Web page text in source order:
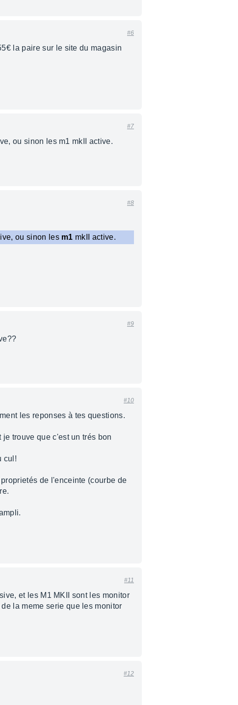
#6
la paire sur le site du magasin
#7
ou sinon les m1 mkII active.
#8
ou sinon les m1 mkII active.
#9
#10
les reponses à tes questions.
trouve que c'est un trés bon
cul!
de l'enceinte (courbe de
#11
et les M1 MKII sont les monitor
la meme serie que les monitor
#12